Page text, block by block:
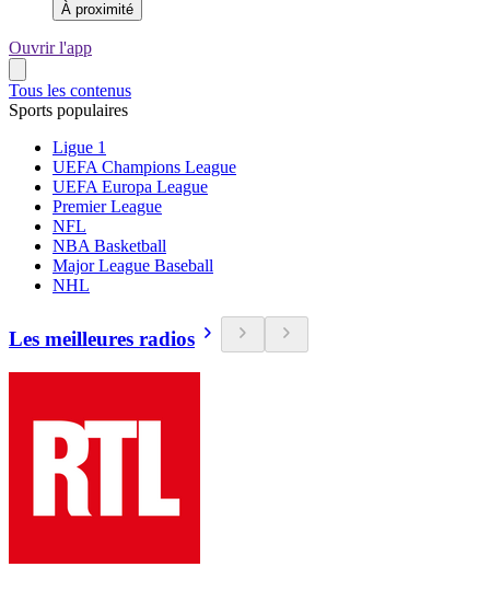
À proximité
Ouvrir l'app
Tous les contenus
Sports populaires
Ligue 1
UEFA Champions League
UEFA Europa League
Premier League
NFL
NBA Basketball
Major League Baseball
NHL
Les meilleures radios